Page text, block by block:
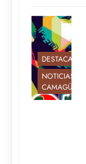
DESTACADAS
NOTICIAS DE
CAMAGÜEY